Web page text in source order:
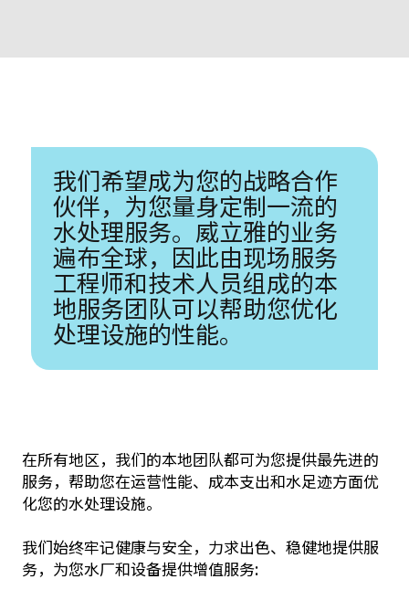
我们希望成为您的战略合作
伙伴，为您量身定制一流的
水处理服务。威立雅的业务
遍布全球，因此由现场服务
工程师和技术人员组成的本
地服务团队可以帮助您优化
处理设施的性能。
在所有地区，我们的本地团队都可为您提供最先进的
服务，帮助您在运营性能、成本支出和水足迹方面优
化您的水处理设施。
我们始终牢记健康与安全，力求出色、稳健地提供服
务，为您水厂和设备提供增值服务: